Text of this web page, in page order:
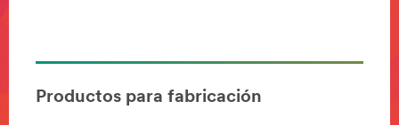
Manufacturing-
Appliance
Productos para fabricación